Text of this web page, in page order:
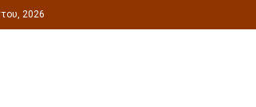
2026